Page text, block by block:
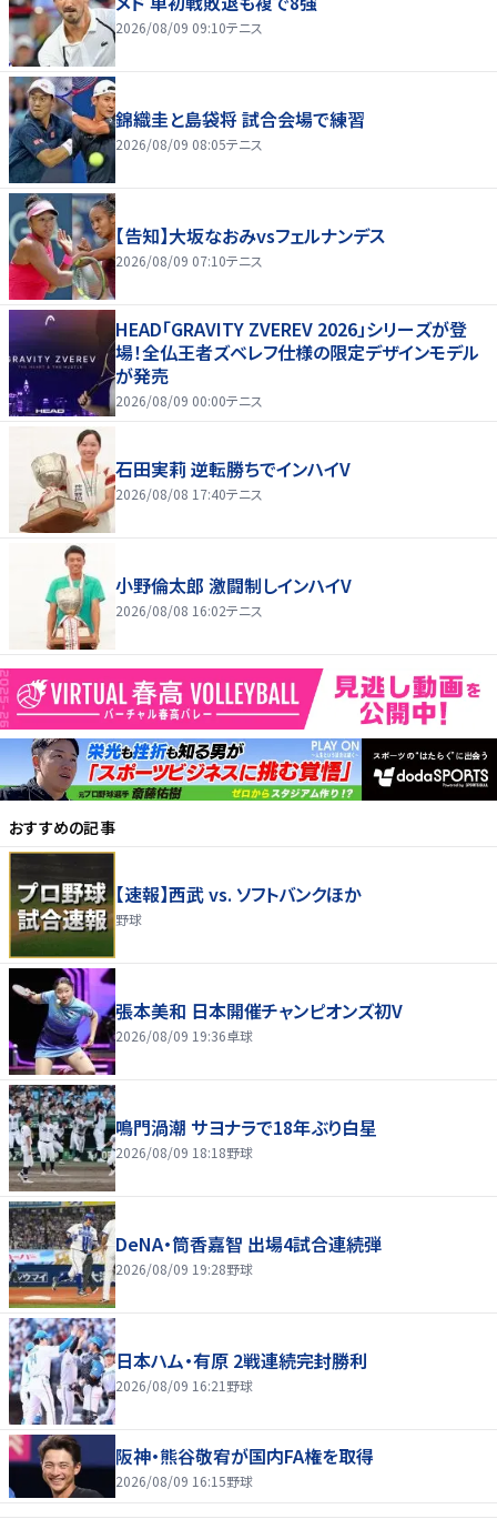
2026/08/09 09:10テニス
錦織圭と島袋将 試合会場で練習
2026/08/09 08:05テニス
【告知】大坂なおみvsフェルナンデス
2026/08/09 07:10テニス
HEAD「GRAVITY ZVEREV 2026」シリーズが登
場！全仏王者ズベレフ仕様の限定デザインモデル
が発売
2026/08/09 00:00テニス
石田実莉 逆転勝ちでインハイV
2026/08/08 17:40テニス
小野倫太郎 激闘制しインハイV
2026/08/08 16:02テニス
おすすめの記事
【速報】西武 vs. ソフトバンクほか
野球
張本美和 日本開催チャンピオンズ初V
2026/08/09 19:36卓球
鳴門渦潮 サヨナラで18年ぶり白星
2026/08/09 18:18野球
DeNA・筒香嘉智 出場4試合連続弾
2026/08/09 19:28野球
日本ハム・有原 2戦連続完封勝利
2026/08/09 16:21 野球
阪神・熊谷敬宥が国内FA権を取得
2026/08/09 16:15野球